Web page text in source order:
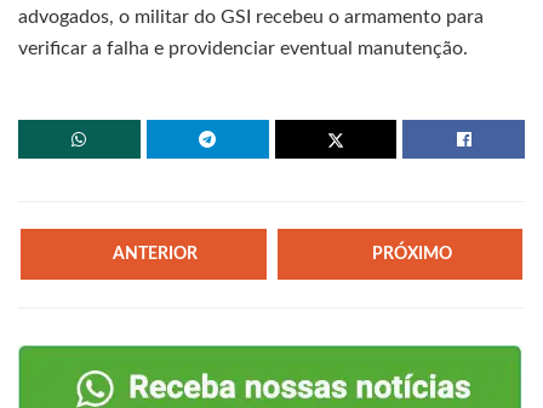
advogados, o militar do GSI recebeu o armamento para
verificar a falha e providenciar eventual manutenção.
ANTERIOR PRÓXIMO